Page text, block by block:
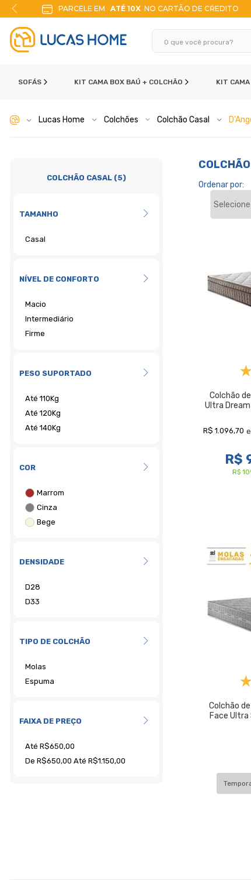
PARCELE EM ATÉ 10X NO CARTÃO DE CŔEDITO
SOFÁS KIT CAMA BOX BAÚ + COLCHÃO KIT
Lucas Home Colchões Colchão Casal
COLCHÃO CASAL (5)
TAMANHO
NÍVEL DE CONFORTO
PESO SUPORTADO
COR
DENSIDADE
TIPO DE COLCHÃO
FAIXA DE PREÇO
Ordenar por:
Colchão
Ultra
R$ 1.096,70
R$
R$
Colchão
Face Ultra